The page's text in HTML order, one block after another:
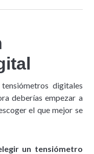
digitales
deberías empezar a
el que mejor se
un tensiómetro